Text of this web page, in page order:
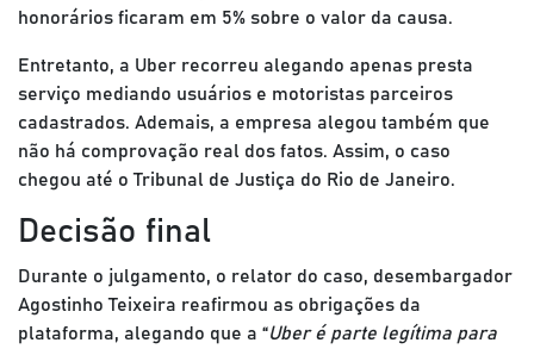
honorários ficaram em 5% sobre o valor da causa.
Entretanto, a Uber recorreu alegando apenas presta
serviço mediando usuários e motoristas parceiros
cadastrados. Ademais, a empresa alegou também que
não há comprovação real dos fatos. Assim, o caso
chegou até o Tribunal de Justiça do Rio de Janeiro.
Decisão final
Durante o julgamento, o relator do caso, desembargador
Agostinho Teixeira reafirmou as obrigações da
plataforma, alegando que a “Uber é parte legítima para